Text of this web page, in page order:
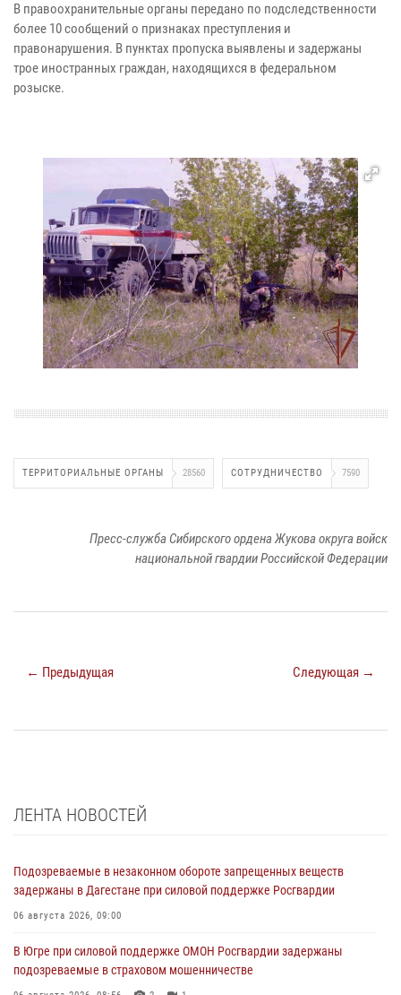
В правоохранительные органы передано по подследственности
более 10 сообщений о признаках преступления и
правонарушения. В пунктах пропуска выявлены и задержаны
трое иностранных граждан, находящихся в федеральном
розыске.
ТЕРРИТОРИАЛЬНЫЕ ОРГАНЫ 28560 СОТРУДНИЧЕСТВО 7590
Пресс-служба Сибирского ордена Жукова округа войск
национальной гвардии Российской Федерации
← Предыдущая Следующая →
ЛЕНТА НОВОСТЕЙ
Подозреваемые в незаконном обороте запрещенных веществ
задержаны в Дагестане при силовой поддержке Росгвардии
06 августа 2026, 09:00
В Югре при силовой поддержке ОМОН Росгвардии задержаны
подозреваемые в страховом мошенничестве